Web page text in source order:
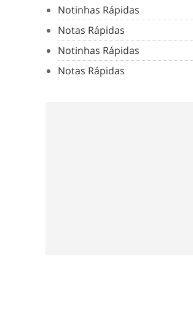
Notinhas Rápidas
Notas Rápidas
Notinhas Rápidas
Notas Rápidas